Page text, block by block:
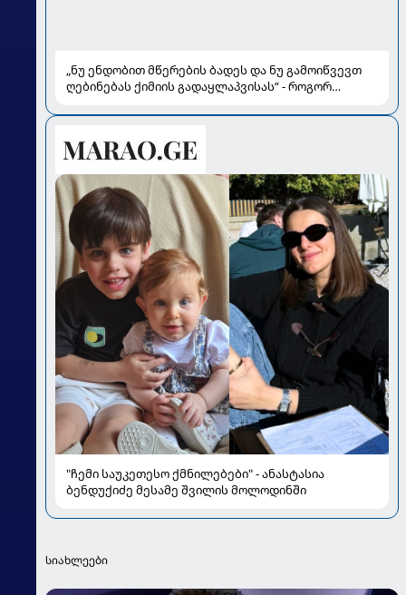
„ნუ ენდობით მწერების ბადეს და ნუ გამოიწვევთ
ღებინებას ქიმიის გადაყლაპვისას“ - როგორ
სალომე ახვლედიანის რჩევები
"ჩემი საუკეთესო ქმნილებები" - ანასტასია
ბენდუქიძე მესამე შვილის მოლოდინში
სიახლეები